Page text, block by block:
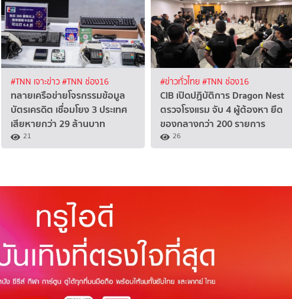
#TNN เจาะข่าว#TNN ช่อง16
ทลายเครือข่ายโจรกรรมข้อมูล
บัตรเครดิต เชื่อมโยง 3 ประเทศ
เสียหายกว่า 29 ล้านบาท
21
#ข่าวทั่วไทย#TNN ช่อง16
CIB เปิดปฏิบัติการ Dragon Nest
ตรวจโรงแรม จับ 4 ผู้ต้องหา ยึด
ของกลางกว่า 200 รายการ
26